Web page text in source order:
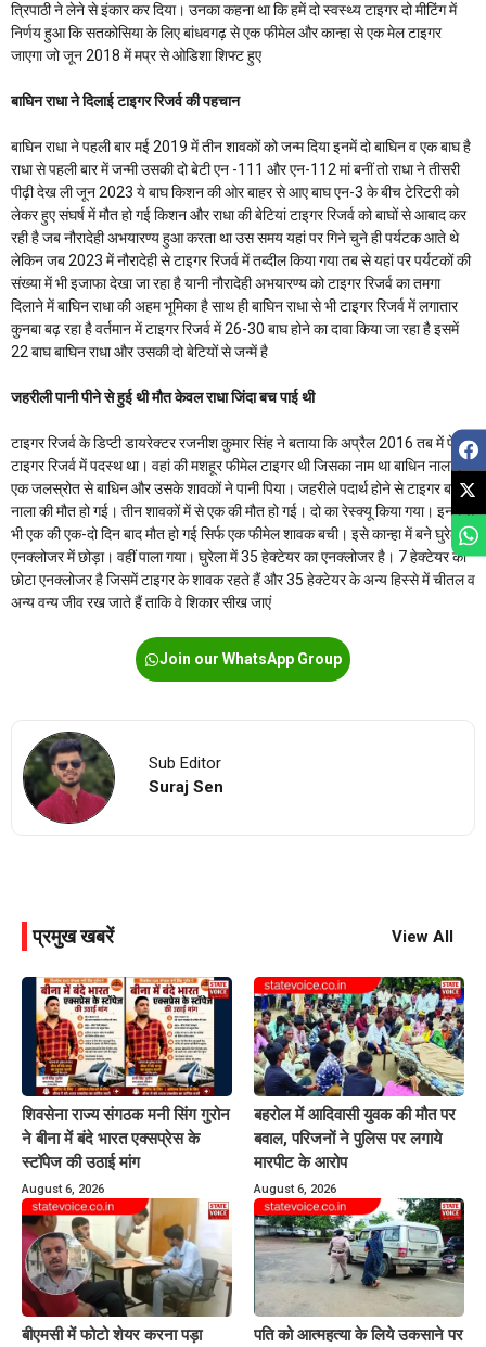
त्रिपाठी ने लेने से इंकार कर दिया। उनका कहना था कि हमें दो स्वस्थ्य टाइगर दो मीटिंग में
निर्णय हुआ कि सतकोसिया के लिए बांधवगढ़ से एक फीमेल और कान्हा से एक मेल टाइगर
जाएगा जो जून 2018 में मप्र से ओडिशा शिफ्ट हुए
बाघिन राधा ने दिलाई टाइगर रिजर्व की पहचान
बाघिन राधा ने पहली बार मई 2019 में तीन शावकों को जन्म दिया इनमें दो बाघिन व एक बाघ है
राधा से पहली बार में जन्मी उसकी दो बेटी एन -111 और एन-112 मां बनीं तो राधा ने तीसरी
पीढ़ी देख ली जून 2023 ये बाघ किशन की ओर बाहर से आए बाघ एन-3 के बीच टेरिटरी को
लेकर हुए संघर्ष में मौत हो गई किशन और राधा की बेटियां टाइगर रिजर्व को बाघों से आबाद कर
रही है जब नौरादेही अभयारण्य हुआ करता था उस समय यहां पर गिने चुने ही पर्यटक आते थे
लेकिन जब 2023 में नौरादेही से टाइगर रिजर्व में तब्दील किया गया तब से यहां पर पर्यटकों की
संख्या में भी इजाफा देखा जा रहा है यानी नौरादेही अभयारण्य को टाइगर रिजर्व का तमगा
दिलाने में बाघिन राधा की अहम भूमिका है साथ ही बाघिन राधा से भी टाइगर रिजर्व में लगातार
कुनबा बढ़ रहा है वर्तमान में टाइगर रिजर्व में 26-30 बाघ होने का दावा किया जा रहा है इसमें
22 बाघ बाघिन राधा और उसकी दो बेटियों से जन्में है
जहरीली पानी पीने से हुई थी मौत केवल राधा जिंदा बच पाई थी
टाइगर रिजर्व के डिप्टी डायरेक्टर रजनीश कुमार सिंह ने बताया कि अप्रैल 2016 तब में पेंच
टाइगर रिजर्व में पदस्थ था। वहां की मशहूर फीमेल टाइगर थी जिसका नाम था बाधिन नाला।
एक जलस्रोत से बाधिन और उसके शावकों ने पानी पिया। जहरीले पदार्थ होने से टाइगर बाघिन
नाला की मौत हो गई। तीन शावकों में से एक की मौत हो गई। दो का रेस्क्यू किया गया। इनमें से
भी एक की एक-दो दिन बाद मौत हो गई सिर्फ एक फीमेल शावक बची। इसे कान्हा में बने घुरेला
एनक्लोजर में छोड़ा। वहीं पाला गया। घुरेला में 35 हेक्टेयर का एनक्लोजर है। 7 हेक्टेयर का
छोटा एनक्लोजर है जिसमें टाइगर के शावक रहते हैं और 35 हेक्टेयर के अन्य हिस्से में चीतल व
अन्य वन्य जीव रख जाते हैं ताकि वे शिकार सीख जाएं
Join our WhatsApp Group
Sub Editor
Suraj Sen
प्रमुख खबरें View All
शिवसेना राज्य संगठक मनी सिंग गुरोन
ने बीना में बंदे भारत एक्सप्रेस के
स्टॉपेज की उठाई मांग
August 6, 2026
बहरोल में आदिवासी युवक की मौत पर
बवाल, परिजनों ने पुलिस पर लगाये
मारपीट के आरोप
August 6, 2026
बीएमसी में फोटो शेयर करना पड़ा
पति को आत्महत्या के लिये उकसाने पर